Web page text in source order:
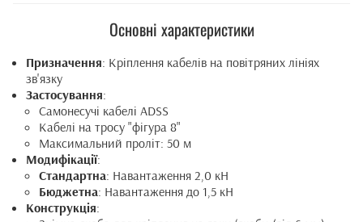
Основні характеристики
Призначення: Кріплення кабелів на повітряних лініях
зв'язку
Застосування:
Самонесучі кабелі ADSS
Кабелі на тросу "фігура 8"
Максимальний проліт: 50 м
Модифікації:
Стандартна: Навантаження 2,0 кН
Бюджетна: Навантаження до 1,5 кН
Конструкція: